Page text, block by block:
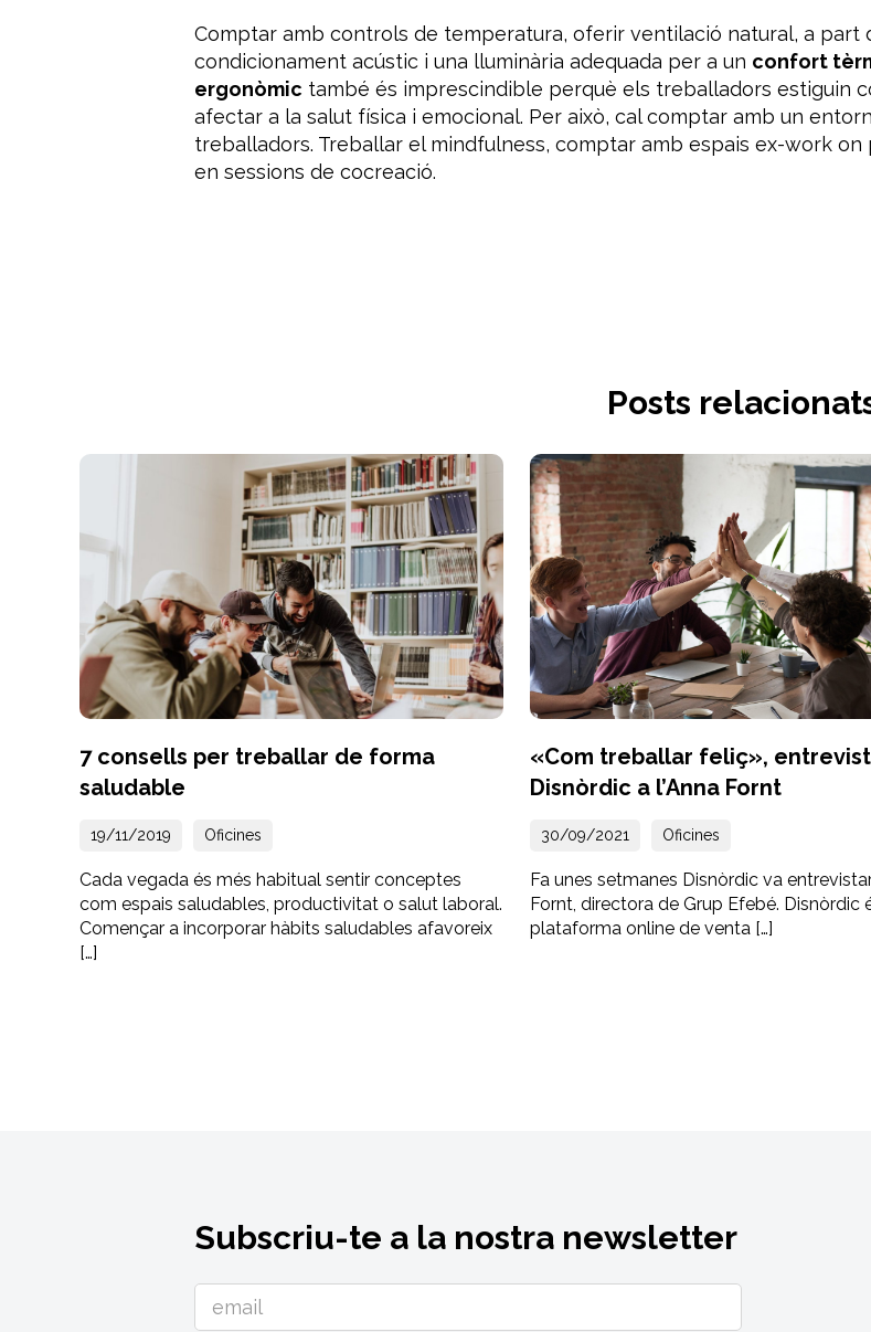
Comptar amb controls de temperatura, oferir ventilació natural, a part
condicionament acústic i una lluminària adequada per a un confort
ergonòmic també és imprescindible perquè els treballadors estiguin
afectar a la salut física i emocional. Per això, cal comptar amb un
treballadors. Treballar el mindfulness, comptar amb espais ex-work
en sessions de cocreació.
Posts
7 consells per treballar de forma
saludable
19/11/2019 Oficines
Cada vegada és més habitual sentir conceptes
com espais saludables, productivitat o salut laboral.
Començar a incorporar hàbits saludables afavoreix
[…]
«Com treballar feliç»,
Disnòrdic a l’Anna Fornt
30/09/2021 Oficines
Fa unes setmanes Disnòrdic va entrevistar
Fornt, directora de Grup Efebé. Disnòrdic
plataforma online de venta […]
Subscriu-te a la nostra newsletter